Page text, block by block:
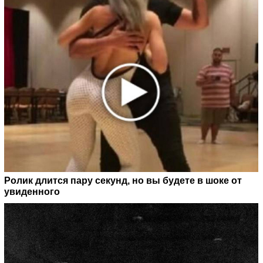
Ролик длится пару секунд, но вы будете в шоке от
увиденного